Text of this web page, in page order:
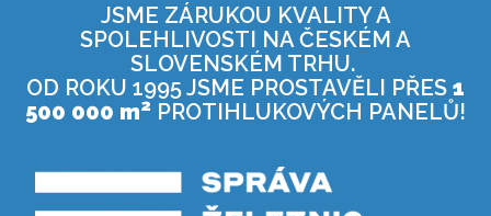
JSME ZÁRUKOU KVALITY A
SPOLEHLIVOSTI NA ČESKÉM A
SLOVENSKÉM TRHU.
OD ROKU 1995 JSME PROSTAVĚLI PŘES 1
500 000 m2 PROTIHLUKOVÝCH PANELŮ!